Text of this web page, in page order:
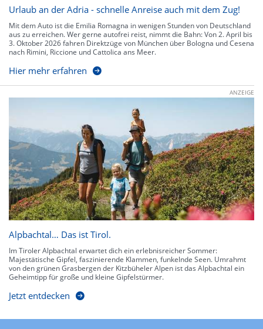
Urlaub an der Adria - schnelle Anreise auch mit dem Zug!
Mit dem Auto ist die Emilia Romagna in wenigen Stunden von Deutschland
aus zu erreichen. Wer gerne autofrei reist, nimmt die Bahn: Von 2. April bis
3. Oktober 2026 fahren Direktzüge von München über Bologna und Cesena
nach Rimini, Riccione und Cattolica ans Meer.
Hier mehr erfahren
ANZEIGE
Alpbachtal… Das ist Tirol.
Im Tiroler Alpbachtal erwartet dich ein erlebnisreicher Sommer:
Majestätische Gipfel, faszinierende Klammen, funkelnde Seen. Umrahmt
von den grünen Grasbergen der Kitzbüheler Alpen ist das Alpbachtal ein
Geheimtipp für große und kleine Gipfelstürmer.
Jetzt entdecken